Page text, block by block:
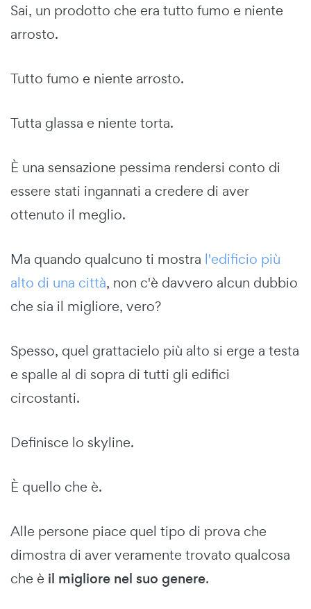
Sai, un prodotto che era tutto fumo e niente
arrosto.
Tutto fumo e niente arrosto.
Tutta glassa e niente torta.
È una sensazione pessima rendersi conto di
essere stati ingannati a credere di aver
ottenuto il meglio.
Ma quando qualcuno ti mostra l'edificio più
alto di una città, non c'è davvero alcun dubbio
che sia il migliore, vero?
Spesso, quel grattacielo più alto si erge a testa
e spalle al di sopra di tutti gli edifici
circostanti.
Definisce lo skyline.
È quello che è.
Alle persone piace quel tipo di prova che
dimostra di aver veramente trovato qualcosa
che è il migliore nel suo genere.